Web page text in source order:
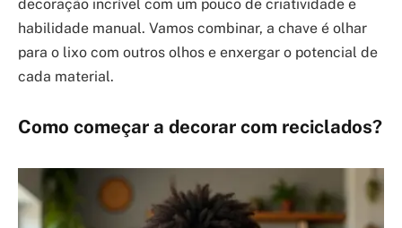
decoração incrível com um pouco de criatividade e
habilidade manual. Vamos combinar, a chave é olhar
para o lixo com outros olhos e enxergar o potencial de
cada material.
Como começar a decorar com reciclados?